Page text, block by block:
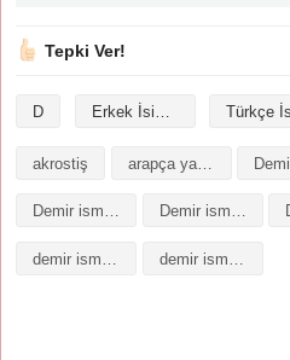
Tepki Ver!
D Erkek İsimleri
akrostiş arapça yazılışı
Demir isminin baş harfleriyle şiir Demir isminin kökeni